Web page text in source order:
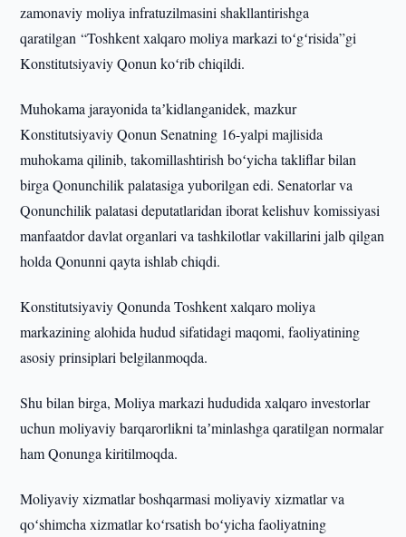
zamonaviy moliya infratuzilmasini shakllantirishga
qaratilgan “Toshkent xalqaro moliya markazi toʻgʻrisida”gi
Konstitutsiyaviy Qonun koʻrib chiqildi.
Muhokama jarayonida taʼkidlanganidek, mazkur
Konstitutsiyaviy Qonun Senatning 16-yalpi majlisida
muhokama qilinib, takomillashtirish boʻyicha takliflar bilan
birga Qonunchilik palatasiga yuborilgan edi. Senatorlar va
Qonunchilik palatasi deputatlaridan iborat kelishuv komissiyasi
manfaatdor davlat organlari va tashkilotlar vakillarini jalb qilgan
holda Qonunni qayta ishlab chiqdi.
Konstitutsiyaviy Qonunda Toshkent xalqaro moliya
markazining alohida hudud sifatidagi maqomi, faoliyatining
asosiy prinsiplari belgilanmoqda.
Shu bilan birga, Moliya markazi hududida xalqaro investorlar
uchun moliyaviy barqarorlikni taʼminlashga qaratilgan normalar
ham Qonunga kiritilmoqda.
Moliyaviy xizmatlar boshqarmasi moliyaviy xizmatlar va
qoʻshimcha xizmatlar koʻrsatish boʻyicha faoliyatning